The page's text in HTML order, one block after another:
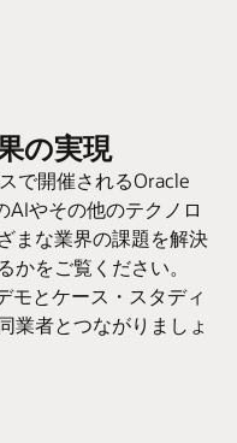
の実現
で開催されるOracle
AIやその他のテクノロ
まな業界の課題を解決
をご覧ください。
モとケース・スタディ
業者とつながりましょ